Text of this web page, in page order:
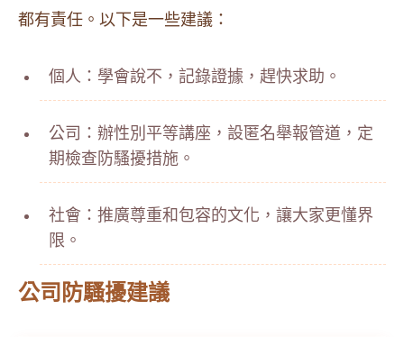
都有責任。以下是一些建議：
個人：學會說不，記錄證據，趕快求助。
公司：辦性別平等講座，設匿名舉報管道，定
期檢查防騷擾措施。
社會：推廣尊重和包容的文化，讓大家更懂界
限。
公司防騷擾建議